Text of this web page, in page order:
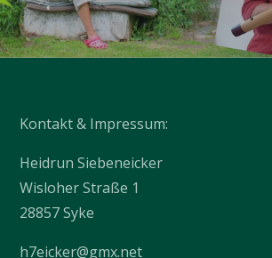
Kontakt & Impressum:
Heidrun Siebeneicker
Wisloher Straße 1
28857 Syke
h7eicker@gmx.net